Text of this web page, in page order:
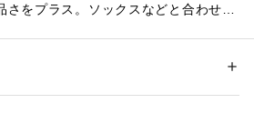
をプラス。ソックスなどと合わせガ